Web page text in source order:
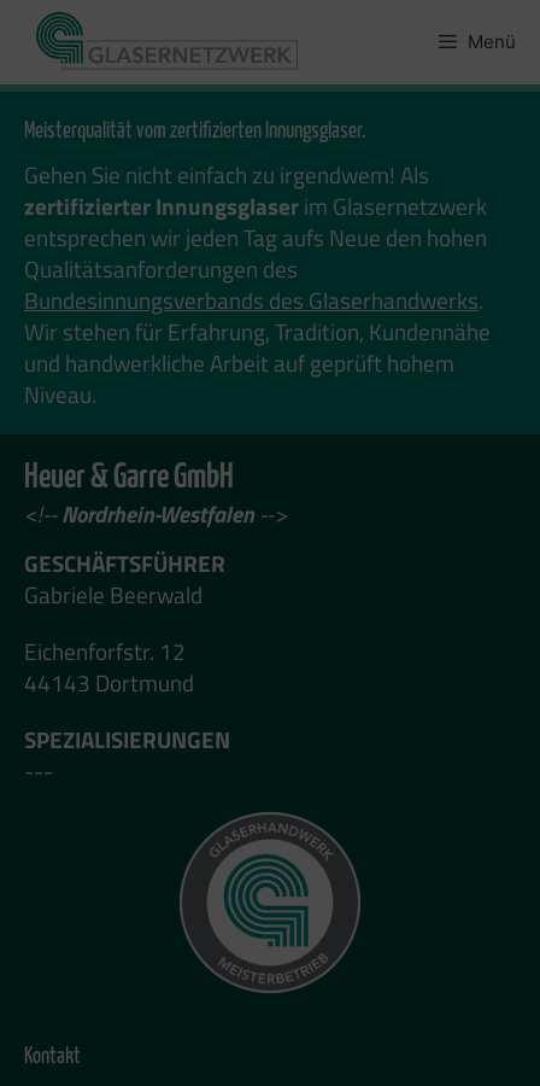
Zum
Inhalt
springen
Menü
Meisterqualität vom zertifizierten Innungsglaser.
Gehen Sie nicht einfach zu irgendwem! Als
zertifizierter Innungsglaserim Glasernetzwerk
entsprechen wir jeden Tag aufs Neue den hohen
Qualitätsanforderungen des
Bundesinnungsverbands des Glaserhandwerks.
Wir stehen für Erfahrung, Tradition, Kundennähe
und handwerkliche Arbeit auf geprüft hohem
Niveau.
Heuer & Garre GmbH
<!--Nordrhein-Westfalen -->
GESCHÄFTSFÜHRER
Gabriele Beerwald
Eichenforfstr. 12
44143 Dortmund
SPEZIALISIERUNGEN
---
Kontakt